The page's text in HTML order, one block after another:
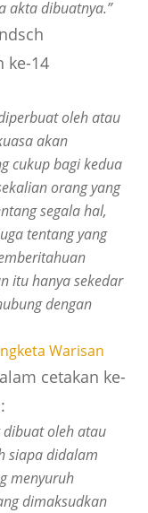
akta dibuatnya.”
ke-14
oleh atau
akan
cukup bagi kedua
orang yang
segala hal,
tentang yang
itu hanya sekedar
dengan
Warisan
cetakan ke-
dibuat oleh atau
siapa didalam
menyuruh
dimaksudkan